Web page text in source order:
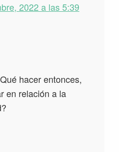
2022 a las 5:39
hacer entonces,
en relación a la